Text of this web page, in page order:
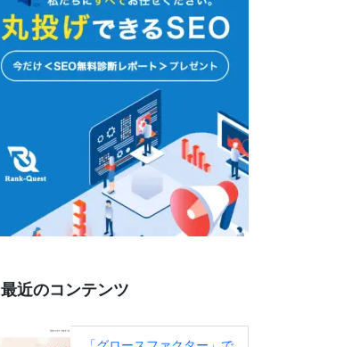
指名検索が上位表示されない課
題を改善
【最強のプロライター塾】SEO
会社運営のライター育成オンラ
インサロン
【SEO成果が出ていない方必
見！】無料SEOセカンドオピニ
最近のコンテンツ